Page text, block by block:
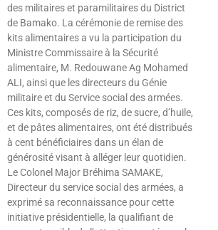
des militaires et paramilitaires du District
de Bamako. La cérémonie de remise des
kits alimentaires a vu la participation du
Ministre Commissaire à la Sécurité
alimentaire, M. Redouwane Ag Mohamed
ALI, ainsi que les directeurs du Génie
militaire et du Service social des armées.
Ces kits, composés de riz, de sucre, d’huile,
et de pâtes alimentaires, ont été distribués
à cent bénéficiaires dans un élan de
générosité visant à alléger leur quotidien.
Le Colonel Major Bréhima SAMAKE,
Directeur du service social des armées, a
exprimé sa reconnaissance pour cette
initiative présidentielle, la qualifiant de